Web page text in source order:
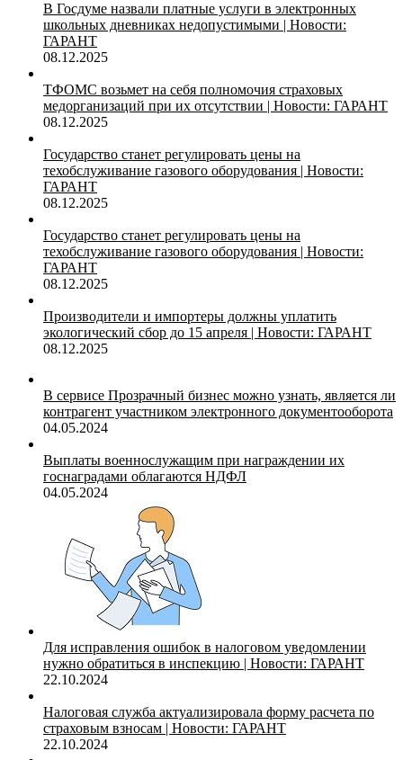
В Госдуме назвали платные услуги в электронных
школьных дневниках недопустимыми | Новости:
ГАРАНТ
08.12.2025
ТФОМС возьмет на себя полномочия страховых
медорганизаций при их отсутствии | Новости: ГАРАНТ
08.12.2025
Государство станет регулировать цены на
техобслуживание газового оборудования | Новости:
ГАРАНТ
08.12.2025
Государство станет регулировать цены на
техобслуживание газового оборудования | Новости:
ГАРАНТ
08.12.2025
Производители и импортеры должны уплатить
экологический сбор до 15 апреля | Новости: ГАРАНТ
08.12.2025
В сервисе Прозрачный бизнес можно узнать, является ли
контрагент участником электронного документооборота
04.05.2024
Выплаты военнослужащим при награждении их
госнаградами облагаются НДФЛ
04.05.2024
Для исправления ошибок в налоговом уведомлении
нужно обратиться в инспекцию | Новости: ГАРАНТ
22.10.2024
Налоговая служба актуализировала форму расчета по
страховым взносам | Новости: ГАРАНТ
22.10.2024